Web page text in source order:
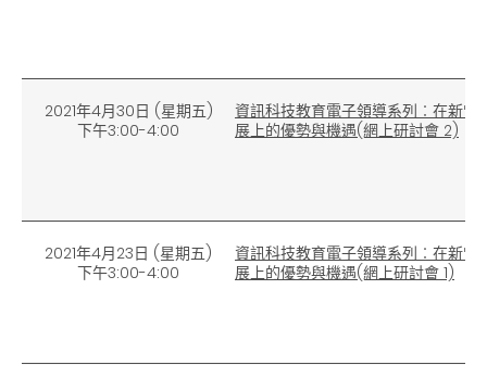
2021年4月30日 (星期五)
下午3:00-4:00
資訊科技教育電子領導系列︰在新常
展上的優勢與機遇(網上研討會 2)
2021年4月23日 (星期五)
下午3:00-4:00
資訊科技教育電子領導系列︰在新常
展上的優勢與機遇(網上研討會 1)